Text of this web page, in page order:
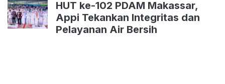
HUT ke-102 PDAM Makassar,
Appi Tekankan Integritas dan
Pelayanan Air Bersih